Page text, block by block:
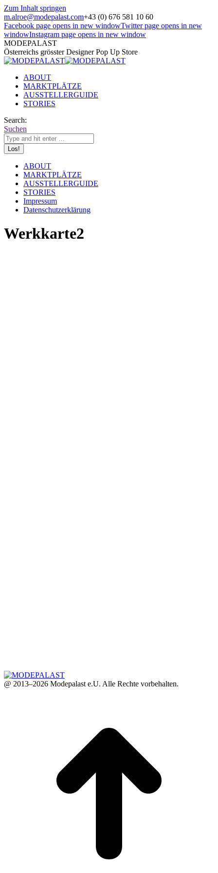
Zum Inhalt springen
m.alroe@modepalast.com+43 (0) 676 581 10 60
Facebook page opens in new windowTwitter page opens in new
windowInstagram page opens in new window
MODEPALAST
Österreichs grösster Designer Pop Up Store
ABOUT
MARKTPLÄTZE
AUSSTELLERGUIDE
STORIES
Search:
Suchen
ABOUT
MARKTPLÄTZE
AUSSTELLERGUIDE
STORIES
Impressum
Datenschutzerklärung
Werkkarte2
@ 2013–2026 Modepalast e.U. Alle Rechte vorbehalten.